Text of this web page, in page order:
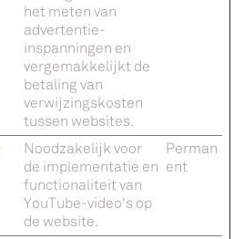
het meten van
advertentie-
inspanningen en
vergemakkelijkt de
betaling van
verwijzingskosten
tussen websites.
Noodzakelijk voor
de implementatie en
functionaliteit van
YouTube-video's op
de website.
Perman
ent